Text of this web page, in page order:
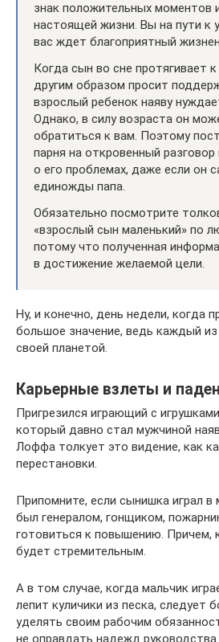
знак положительных моментов
настоящей жизни. Вы на пути к
вас ждет благоприятный
Когда сын во сне протягивает к
другим образом просит
взрослый ребенок наяву
Однако, в силу возраста он
обратиться к вам. Поэтому
парня на откровенный разговор
о его проблемах, даже если он
единожды папа.
Обязательно посмотрите
«взрослый сын маленький» по
потому что полученная
в достижение желаемой цели.
Ну, и конечно, день недели, когда
большое значение, ведь каждый из
своей планетой.
Карьерные взлеты и
Пригрезился играющий с
который давно стал мужчиной
Лоффа толкует это видение, как
перестановки.
Припомните, если сынишка играл в
был генералом, гонщиком,
готовиться к повышению. Причем,
будет стремительным.
А в том случае, когда мальчик
лепит куличики из песка, следует
уделять своим рабочим
не оправдать надежд руководства